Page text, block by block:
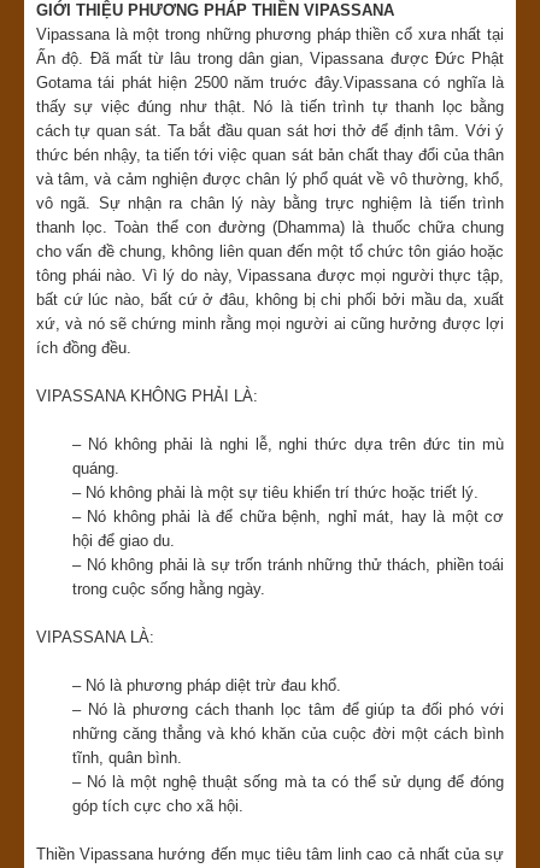
GIỚI THIỆU PHƯƠNG PHÁP THIỀN VIPASSANA
Vipassana là một trong những phương pháp thiền cổ xưa nhất tại
Ấn độ. Đã mất từ lâu trong dân gian, Vipassana được Đức Phật
Gotama tái phát hiện 2500 năm truớc đây.Vipassana có nghĩa là
thấy sự việc đúng như thật. Nó là tiến trình tự thanh lọc bằng
cách tự quan sát. Ta bắt đầu quan sát hơi thở để định tâm. Với ý
thức bén nhậy, ta tiến tới việc quan sát bản chất thay đổi của thân
và tâm, và cảm nghiện được chân lý phổ quát về vô thường, khổ,
vô ngã. Sự nhận ra chân lý này bằng trực nghiệm là tiến trình
thanh lọc. Toàn thể con đường (Dhamma) là thuốc chữa chung
cho vấn đề chung, không liên quan đến một tổ chức tôn giáo hoặc
tông phái nào. Vì lý do này, Vipassana được mọi người thực tập,
bất cứ lúc nào, bất cứ ở đâu, không bị chi phối bởi mầu da, xuất
xứ, và nó sẽ chứng minh rằng mọi người ai cũng hưởng được lợi
ích đồng đều.
VIPASSANA KHÔNG PHẢI LÀ:
– Nó không phải là nghi lễ, nghi thức dựa trên đức tin mù
quáng.
– Nó không phải là một sự tiêu khiển trí thức hoặc triết lý.
– Nó không phải là để chữa bệnh, nghỉ mát, hay là một cơ
hội để giao du.
– Nó không phải là sự trốn tránh những thử thách, phiền toái
trong cuộc sống hằng ngày.
VIPASSANA LÀ:
– Nó là phương pháp diệt trừ đau khổ.
– Nó là phương cách thanh lọc tâm để giúp ta đối phó với
những căng thẳng và khó khăn của cuộc đời một cách bình
tĩnh, quân bình.
– Nó là một nghệ thuật sống mà ta có thể sử dụng để đóng
góp tích cực cho xã hội.
Thiền Vipassana hướng đến mục tiêu tâm linh cao cả nhất của sự